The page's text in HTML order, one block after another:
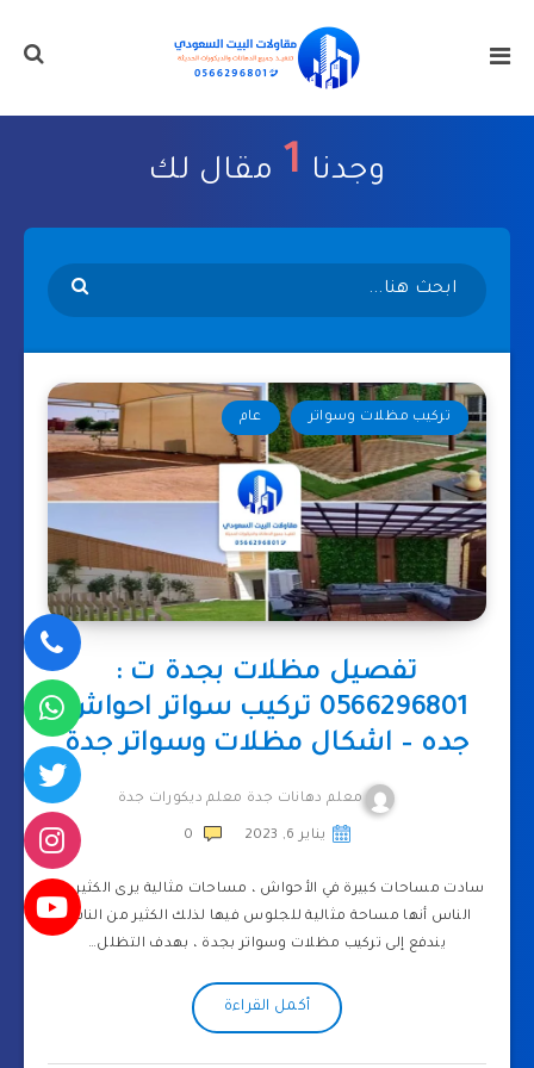
وجدنا 1 مقال لك
تركيب مظلات وسواتر عام
تفصيل مظلات بجدة ت :
0566296801 تركيب سواتر احواش
جده – اشكال مظلات وسواتر جدة
معلم دهانات جدة معلم ديكورات جدة
يناير 6, 2023 0
سادت مساحات كبيرة في الأحواش ، مساحات مثالية يرى الكثير من
الناس أنها مساحة مثالية للجلوس فيها لذلك الكثير من الناس
يندفع إلى تركيب مظلات وسواتر بجدة ، بهدف التظلل…
أكمل القراءة